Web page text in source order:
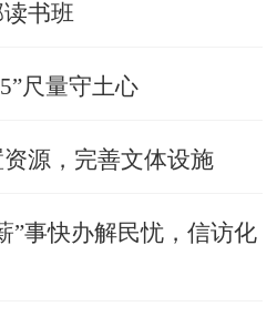
书班
尺量守土心
源，完善文体设施
”事快办解民忧，信访化